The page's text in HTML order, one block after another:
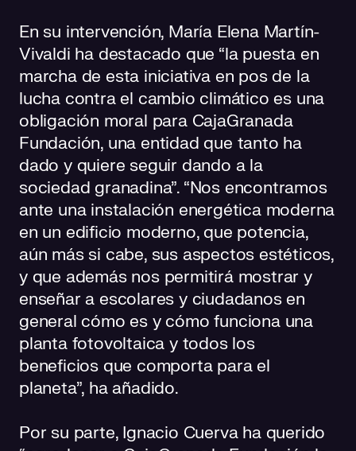
En su intervención, María Elena Martín-
Vivaldi ha destacado que “la puesta en
marcha de esta iniciativa en pos de la
lucha contra el cambio climático es una
obligación moral para CajaGranada
Fundación, una entidad que tanto ha
dado y quiere seguir dando a la
sociedad granadina”. “Nos encontramos
ante una instalación energética moderna
en un edificio moderno, que potencia,
aún más si cabe, sus aspectos estéticos,
y que además nos permitirá mostrar y
enseñar a escolares y ciudadanos en
general cómo es y cómo funciona una
planta fotovoltaica y todos los
beneficios que comporta para el
planeta”, ha añadido.
Por su parte, Ignacio Cuerva ha querido